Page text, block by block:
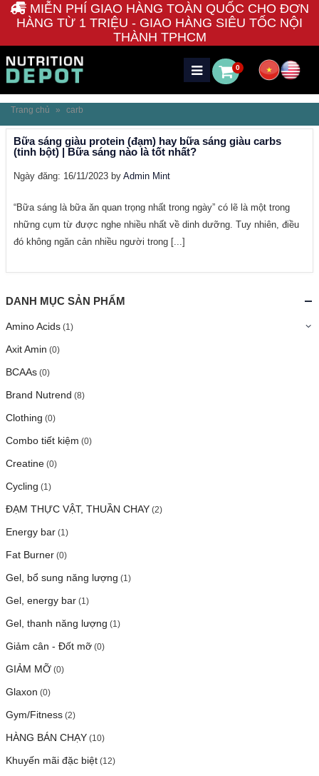
MIỄN PHÍ GIAO HÀNG TOÀN QUỐC CHO ĐƠN
HÀNG TỪ 1 TRIỆU - GIAO HÀNG SIÊU TỐC NỘI
THÀNH TPHCM
0
Trang chủ » carb
Bữa sáng giàu protein (đạm) hay bữa sáng giàu carbs
(tinh bột) | Bữa sáng nào là tốt nhất?
Ngày đăng: 16/11/2023 by Admin Mint
“Bữa sáng là bữa ăn quan trọng nhất trong ngày” có lẽ là một trong
những cụm từ được nghe nhiều nhất về dinh dưỡng. Tuy nhiên, điều
đó không ngăn cản nhiều người trong [...]
DANH MỤC SẢN PHẨM
Amino Acids (1)
Axit Amin (0)
BCAAs (0)
Brand Nutrend (8)
Clothing (0)
Combo tiết kiệm (0)
Creatine (0)
Cycling (1)
ĐẠM THỰC VẬT, THUẦN CHAY (2)
Energy bar (1)
Fat Burner (0)
Gel, bổ sung năng lượng (1)
Gel, energy bar (1)
Gel, thanh năng lượng (1)
Giảm cân - Đốt mỡ (0)
GIẢM MỠ (0)
Glaxon (0)
Gym/Fitness (2)
HÀNG BÁN CHẠY (10)
Khuyến mãi đặc biệt (12)